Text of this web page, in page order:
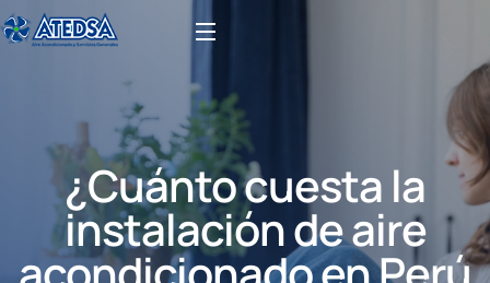
¿Cuánto cuesta la
instalación de aire